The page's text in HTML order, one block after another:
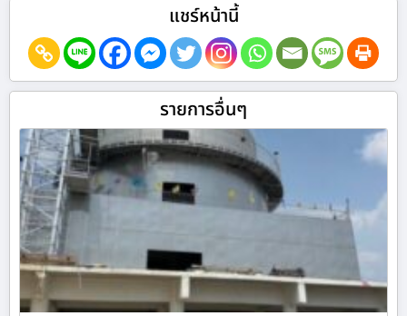
แชร์หน้านี้
รายการอื่นๆ